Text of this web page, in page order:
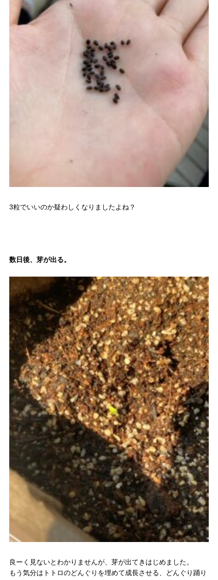
3粒でいいのか疑わしくなりましたよね？
数日後、芽が出る。
良ーく見ないとわかりませんが、芽が出てきはじめました。
もう気分はトトロのどんぐりを埋めて成長させる、どんぐり踊り